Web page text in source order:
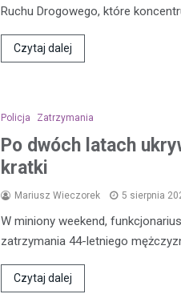
Ruchu Drogowego, które
Czytaj dalej
Policja Zatrzymania
Po dwóch latach
kratki
Mariusz Wieczorek 5 sierpnia
W miniony weekend,
zatrzymania 44-letniego
Czytaj dalej